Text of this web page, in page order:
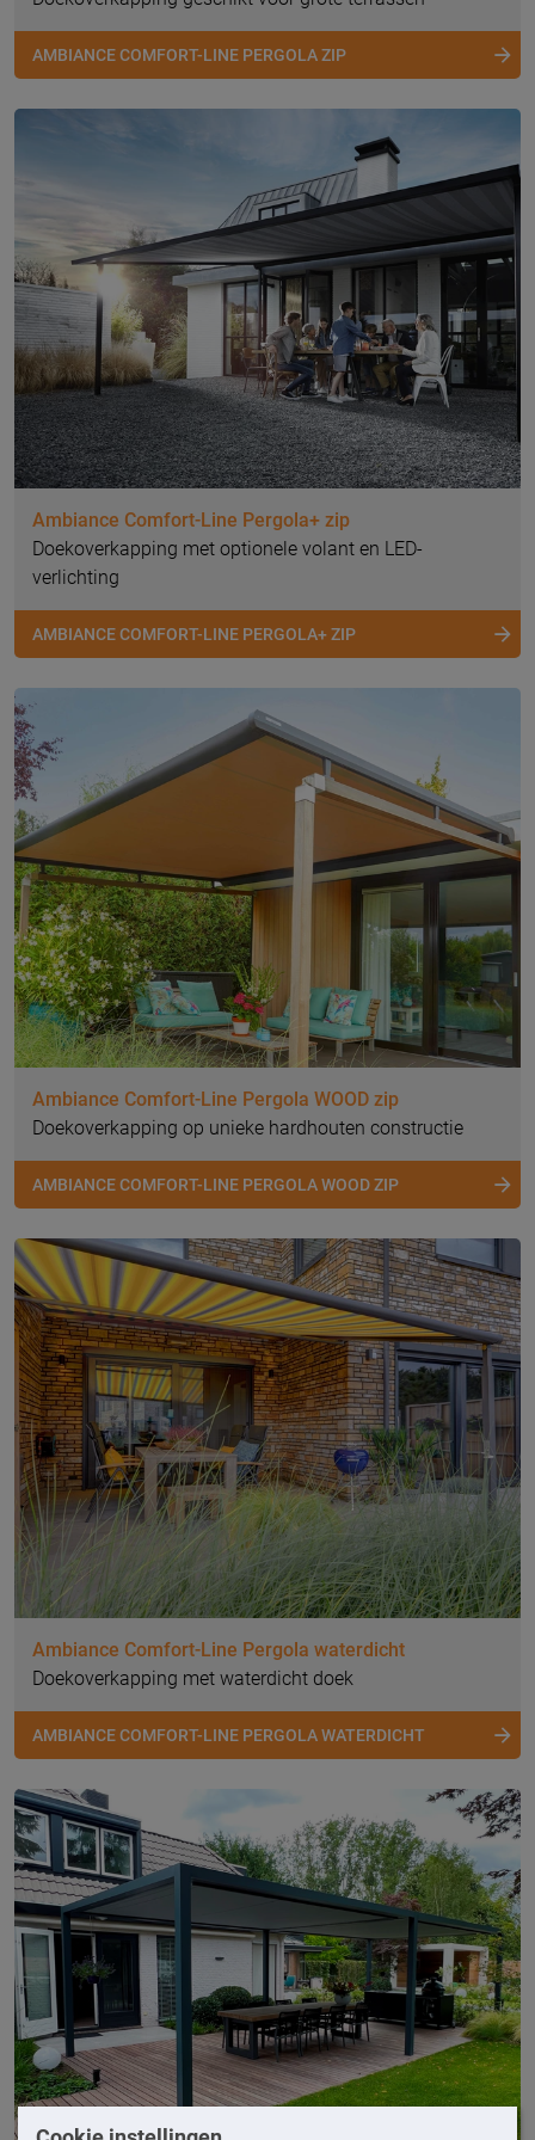
AMBIANCE COMFORT-LINE PERGOLA ZIP
Ambiance Comfort-Line Pergola+ zip
Doekoverkapping met optionele volant en LED-
verlichting
AMBIANCE COMFORT-LINE PERGOLA+ ZIP
Ambiance Comfort-Line Pergola WOOD zip
Doekoverkapping op unieke hardhouten constructie
AMBIANCE COMFORT-LINE PERGOLA WOOD ZIP
Ambiance Comfort-Line Pergola waterdicht
Doekoverkapping met waterdicht doek
AMBIANCE COMFORT-LINE PERGOLA WATERDICHT